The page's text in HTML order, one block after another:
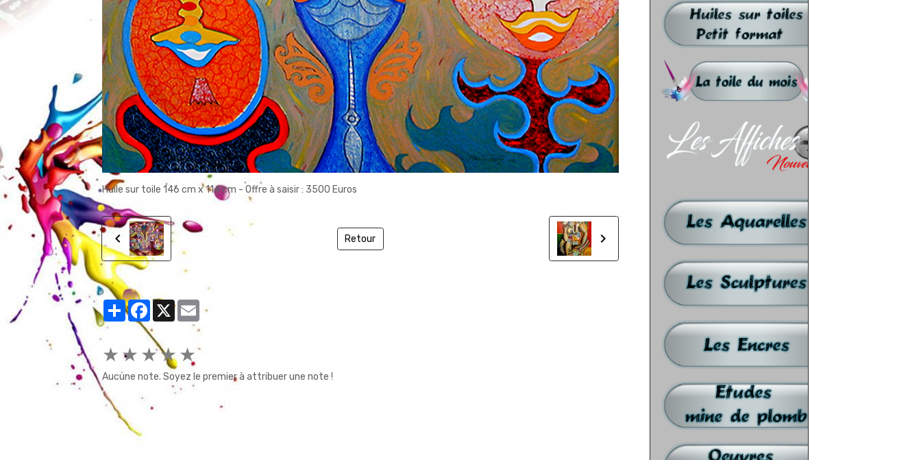
Huile sur toile 146 cm x 114 cm - Offre à saisir : 3500 Euros
Retour
PartagerFacebook
X
★ ★ ★★★
Aucune note. Soyez le premier à attribuer une note !